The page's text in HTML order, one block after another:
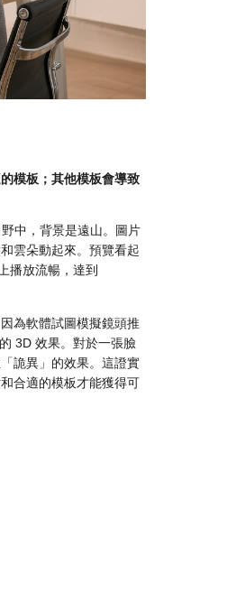
模板；其他模板會導致
中，背景是遠山。圖片
雲朵動起來。預覽看起
播放流暢，達到
為軟體試圖模擬鏡頭推
3D 效果。對於一張臉
詭異」的效果。這證實
合適的模板才能獲得可